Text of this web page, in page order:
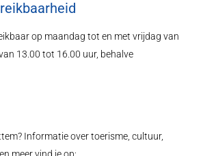
op maandag tot en met vrijdag van
13.00 tot 16.00 uur, behalve
Informatie over toerisme, cultuur,